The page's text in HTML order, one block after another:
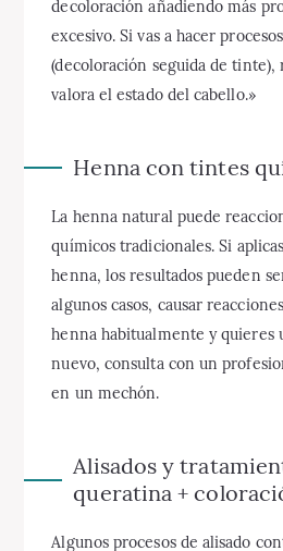
decoloración añadiendo más
excesivo. Si vas a hacer
(decoloración seguida de tinte),
valora el estado del cabello.»
Henna con tintes
La henna natural puede
químicos tradicionales. Si
henna, los resultados pueden
algunos casos, causar
henna habitualmente y quieres
nuevo, consulta con un
en un mechón.
Alisados y
queratina +
Algunos procesos de alisado